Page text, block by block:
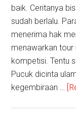
baik. Ceritanya
sudah berlalu.
menerima hak
menawarkan tour
kompetisi. Tentu
Pucuk dicinta
kegembiraan …